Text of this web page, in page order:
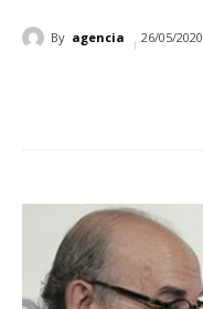
By agencia 26/05/2020